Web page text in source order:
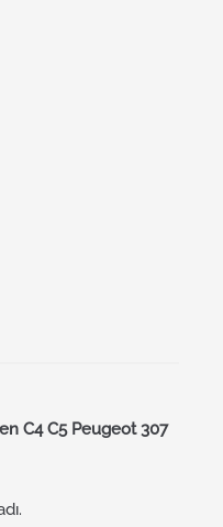
C4 C5 Peugeot 307